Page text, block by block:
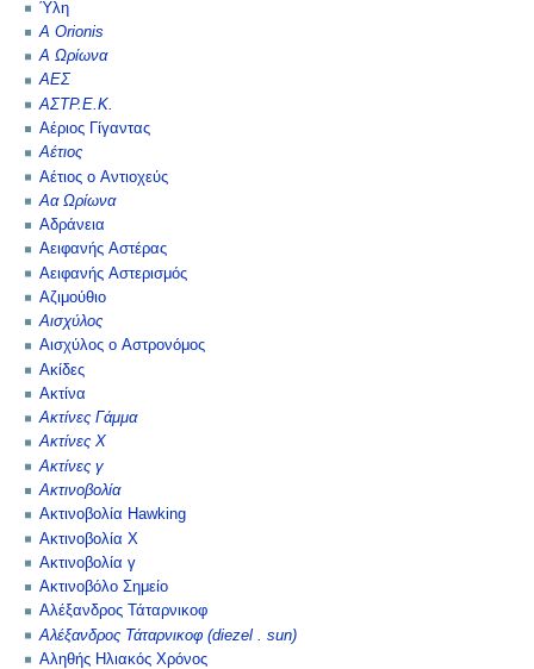
Ύλη
Α Orionis
Α Ωρίωνα
ΑΕΣ
ΑΣΤΡ.Ε.Κ.
Αέριος Γίγαντας
Αέτιος
Αέτιος ο Αντιοχεύς
Αα Ωρίωνα
Αδράνεια
Αειφανής Αστέρας
Αειφανής Αστερισμός
Αζιμούθιο
Αισχύλος
Αισχύλος ο Αστρονόμος
Ακίδες
Ακτίνα
Ακτίνες Γάμμα
Ακτίνες Χ
Ακτίνες γ
Ακτινοβολία
Ακτινοβολία Hawking
Ακτινοβολία Χ
Ακτινοβολία γ
Ακτινοβόλο Σημείο
Αλέξανδρος Τάταρνικοφ
Αλέξανδρος Τάταρνικοφ (diezel . sun)
Αληθής Ηλιακός Χρόνος